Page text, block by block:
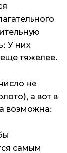
У них
тяжелее.
не
а вот в
возможна:
самым